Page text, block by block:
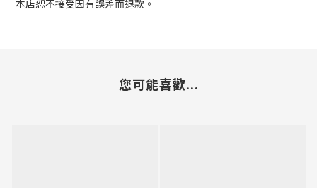
本店恕不接受因有誤差而退款。
您可能喜歡...